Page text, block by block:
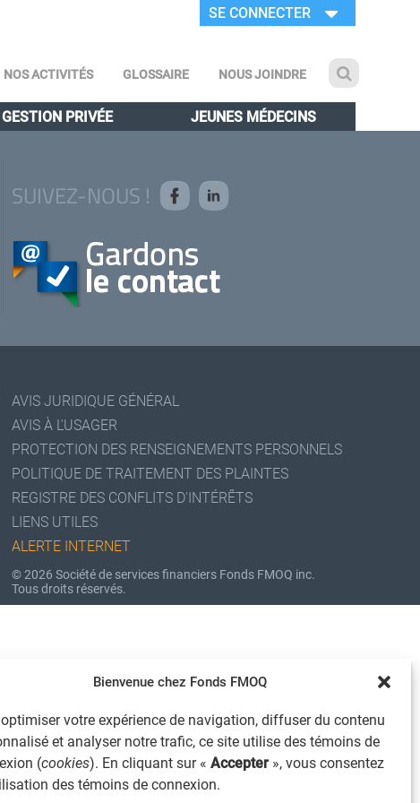
Bienvenue chez Fonds FMOQ
votre expérience de navigation, diffuser du contenu
et analyser notre trafic, ce site utilise des témoins de
(cookies). En cliquant sur « Accepter », vous consentez
des témoins de connexion.
SE CONNECTER
NOS ACTIVITÉS GLOSSAIRE NOUS JOINDRE
GESTION PRIVÉE JEUNES MÉDECINS
SUIVEZ-NOUS !
AVIS JURIDIQUE GÉNÉRAL
AVIS À L'USAGER
PROTECTION DES RENSEIGNEMENTS PERSONNELS
POLITIQUE DE TRAITEMENT DES PLAINTES
REGISTRE DES CONFLITS D'INTÉRÊTS
LIENS UTILES
ALERTE INTERNET
© 2026 Société de services financiers Fonds FMOQ inc.
Tous droits réservés.